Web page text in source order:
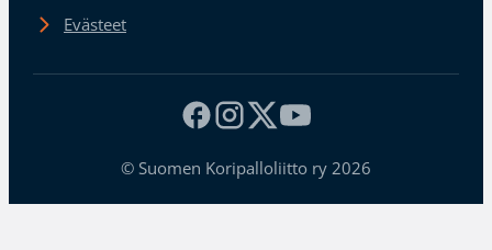
Evästeet
© Suomen Koripalloliitto ry 2026